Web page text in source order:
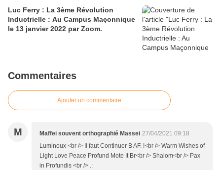
Luc Ferry : La 3ème Révolution
Inductrielle : Au Campus Maçonnique
le 13 janvier 2022 par Zoom.
Commentaires
Ajouter un commentaire
M Maffei souvent orthographié Massei 27/04/2021 09:18
Lumineux <br /> Il faut Continuer B AF. !<br /> Warm Wishes of
Light Love Peace Profund Mote It Br<br /> Shalom<br /> Pax
in Profundis <br /> .: